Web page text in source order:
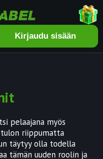
Kirjaudu sisään
pelaajana myös
tulon riippumatta
täytyy olla todella
tämän uuden roolin ja